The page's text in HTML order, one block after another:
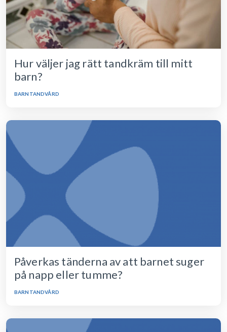
Hur väljer jag rätt tandkräm till mitt
barn?
BARNTANDVÅRD
Påverkas tänderna av att barnet suger
på napp eller tumme?
BARNTANDVÅRD